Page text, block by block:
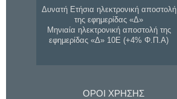
Δυνατή Ετήσια ηλεκτρονική αποστολή
της εφημερίδας «Δ»
Μηνιαία ηλεκτρονική αποστολή της
εφημερίδας «Δ» 10Ε (+4% Φ.Π.Α)
ΟΡΟΙ ΧΡΗΣΗΣ